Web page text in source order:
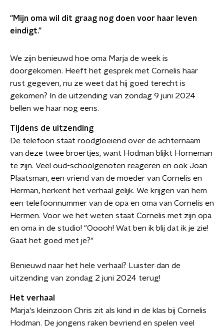
"Mijn oma wil dit graag nog doen voor haar leven
eindigt."
We zijn benieuwd hoe oma Marja de week is
doorgekomen. Heeft het gesprek met Cornelis haar
rust gegeven, nu ze weet dat hij goed terecht is
gekomen? In de uitzending van zondag 9 juni 2024
bellen we haar nog eens.
Tijdens de uitzending
De telefoon staat roodgloeiend over de achternaam
van deze twee broertjes, want Hodman blijkt Horneman
te zijn. Veel oud-schoolgenoten reageren en ook Joan
Plaatsman, een vriend van de moeder van Cornelis en
Herman, herkent het verhaal gelijk. We krijgen van hem
een telefoonnummer van de opa en oma van Cornelis en
Hermen. Voor we het weten staat Cornelis met zijn opa
en oma in de studio! "Ooooh! Wat ben ik blij dat ik je zie!
Gaat het goed met je?"
Benieuwd naar het hele verhaal? Luister dan de
uitzending van zondag 2 juni 2024 terug!
Het verhaal
Marja's kleinzoon Chris zit als kind in de klas bij Cornelis
Hodman. De jongens raken bevriend en spelen veel